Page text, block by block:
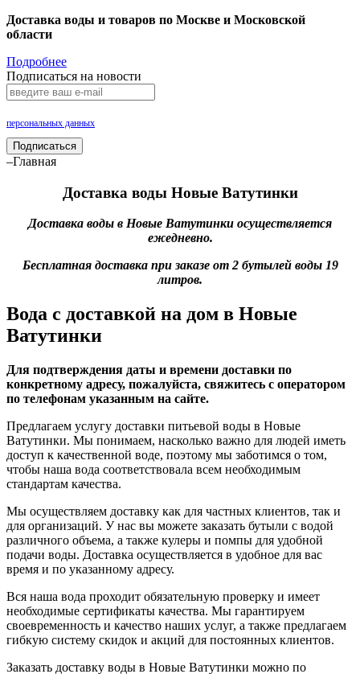
Доставка воды и товаров по Москве и Московской
области
Подробнее
Подписаться на новости
персональных данных
Подписаться
–Главная
Доставка воды Новые Ватутинки
Доставка воды в Новые Ватутинки осуществляется
ежедневно.
Бесплатная доставка при заказе от 2 бутылей воды 19
литров.
Вода с доставкой на дом в Новые
Ватутинки
Для подтверждения даты и времени доставки по
конкретному адресу, пожалуйста, свяжитесь с оператором
по телефонам указанным на сайте.
Предлагаем услугу доставки питьевой воды в Новые
Ватутинки. Мы понимаем, насколько важно для людей иметь
доступ к качественной воде, поэтому мы заботимся о том,
чтобы наша вода соответствовала всем необходимым
стандартам качества.
Мы осуществляем доставку как для частных клиентов, так и
для организаций. У нас вы можете заказать бутыли с водой
различного объема, а также кулеры и помпы для удобной
подачи воды. Доставка осуществляется в удобное для вас
время и по указанному адресу.
Вся наша вода проходит обязательную проверку и имеет
необходимые сертификаты качества. Мы гарантируем
своевременность и качество наших услуг, а также предлагаем
гибкую систему скидок и акций для постоянных клиентов.
Заказать доставку воды в Новые Ватутинки можно по